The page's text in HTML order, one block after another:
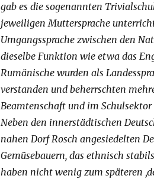
gab es die sogenannten
jeweiligen Muttersprache
Umgangssprache zwischen den
dieselbe Funktion wie etwa das
Rumänische wurden als
verstanden und beherrschten
Beamtenschaft und im
Neben den innerstädtischen
nahen Dorf Rosch angesiedelten
Gemüsebauern, das ethnisch
haben nicht wenig zum späteren